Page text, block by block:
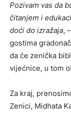
Pozivam vas da
čitanjem i
doći do izražaja,
gostima
da će zenička
vijećnice, u tom
Za kraj,
Zenici, Midhata